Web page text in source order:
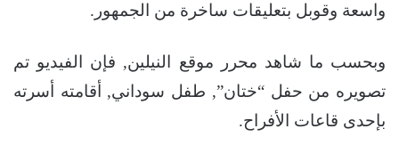
واسعة وقوبل بتعليقات ساخرة من الجمهور.
وبحسب ما شاهد محرر موقع النيلين, فإن الفيديو تم
تصويره من حفل “ختان”, طفل سوداني, أقامته أسرته
بإحدى قاعات الأفراح.